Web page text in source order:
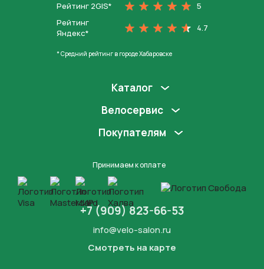
Рейтинг 2GIS*
5
Рейтинг
Яндекс*
4.7
* Средний рейтинг в городе Хабаровске
Каталог
Велосервис
Покупателям
Принимаем к оплате
+7 (909) 823-66-53
info@velo-salon.ru
Смотреть на карте